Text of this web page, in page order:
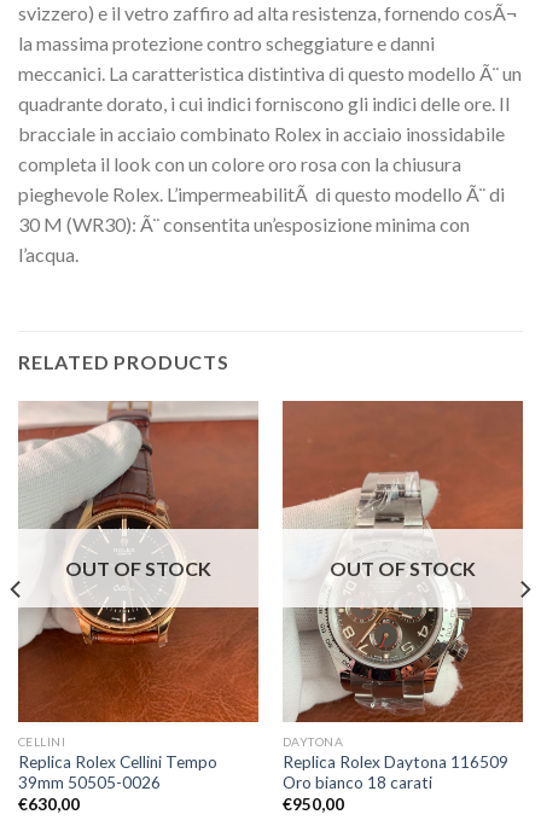
svizzero) e il vetro zaffiro ad alta resistenza, fornendo cosÃ¬
la massima protezione contro scheggiature e danni
meccanici. La caratteristica distintiva di questo modello Ã¨ un
quadrante dorato, i cui indici forniscono gli indici delle ore. Il
bracciale in acciaio combinato Rolex in acciaio inossidabile
completa il look con un colore oro rosa con la chiusura
pieghevole Rolex. L’impermeabilitÃ di questo modello Ã¨ di
30 M (WR30): Ã¨ consentita un’esposizione minima con
l’acqua.
RELATED PRODUCTS
OUT OF STOCK
CELLINI
Replica Rolex Cellini Tempo
39mm 50505-0026
€630,00
OUT OF STOCK
DAYTONA
Replica Rolex Daytona 116509
Oro bianco 18 carati
€950,00